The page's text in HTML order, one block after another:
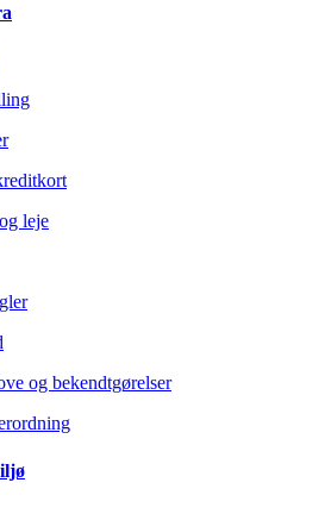
leje
og bekendtgørelser